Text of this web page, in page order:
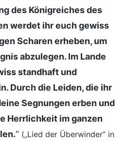
des Königreiches des
werdet ihr euch gewiss
Scharen erheben, um
abzulegen. Im Lande
standhaft und
Durch die Leiden, die ihr
Segnungen erben und
Herrlichkeit im ganzen
“ („Lied der Überwinder“ in